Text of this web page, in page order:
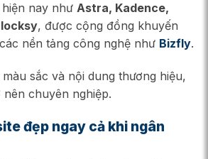
nay như Astra, Kadence,
, được cộng đồng khuyến
nền tảng công nghệ như Bizfly.
sắc và nội dung thương hiệu,
chuyên nghiệp.
đẹp ngay cả khi ngân